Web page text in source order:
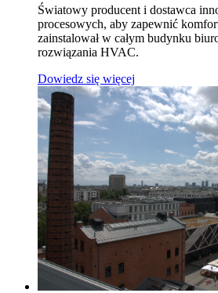
Światowy producent i dostawca
procesowych, aby zapewnić
zainstalował w całym budynku
rozwiązania HVAC.
Dowiedz się więcej